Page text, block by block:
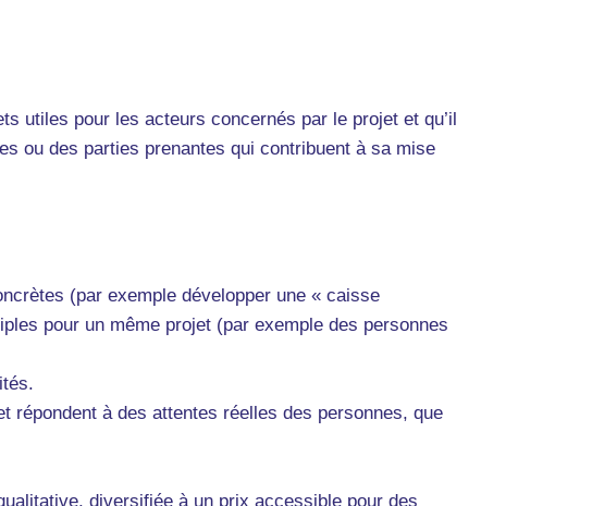
utiles pour les acteurs concernés par le projet et qu’il
ou des parties prenantes qui contribuent à sa mise
(par exemple développer une « caisse
pour un même projet (par exemple des personnes
à des attentes réelles des personnes, que
diversifiée à un prix accessible pour des